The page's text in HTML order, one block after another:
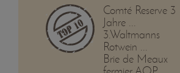
Comté Reserve 3
Jahre ...
3.Waltmanns
Rotwein ...
Brie de Meaux